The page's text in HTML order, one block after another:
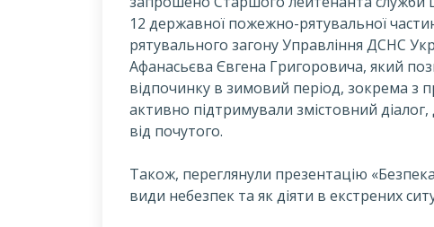
12 державної пожежно-рятувальної
рятувального загону Управління ДСНС
Афанасьєва Євгена Григоровича, який
відпочинку в зимовий період, зокрема з
активно підтримували змістовний
від почутого.
Також, переглянули презентацію
види небезпек та як діяти в екстрених